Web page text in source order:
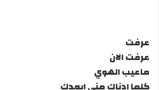
عرفت
عرفت الان
ماعيب الهوي
كلما ادناك مني ابعدك